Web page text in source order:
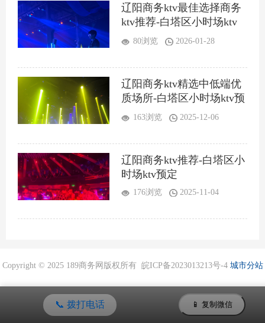
辽阳商务ktv最佳选择商务
ktv推荐-白塔区小时场ktv
预定
80浏览 2026-01-28
辽阳商务ktv精选中低端优
质场所-白塔区小时场ktv预
163浏览 2025-12-06
辽阳商务ktv推荐-白塔区小
时场ktv预定
176浏览 2025-11-04
Copyright © 2025 189商务网版权所有 皖ICP备2023013213号-4 城市分站
📞 拨打电话 📱 复制微信